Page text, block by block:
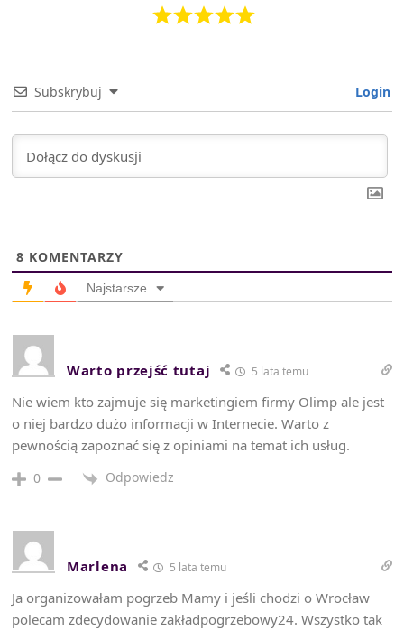
Subskrybuj Login
8 KOMENTARZY
Najstarsze
Warto przejść tutaj 5 lata temu
Nie wiem kto zajmuje się marketingiem firmy Olimp ale jest
o niej bardzo dużo informacji w Internecie. Warto z
pewnością zapoznać się z opiniami na temat ich usług.
0 Odpowiedz
Marlena 5 lata temu
Ja organizowałam pogrzeb Mamy i jeśli chodzi o Wrocław
polecam zdecydowanie zakładpogrzebowy24. Wszystko tak